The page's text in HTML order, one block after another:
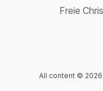
Freie
All content ©